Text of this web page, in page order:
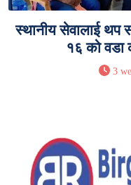
स्थानीय सेवालाई थप
१६ को वडा
3